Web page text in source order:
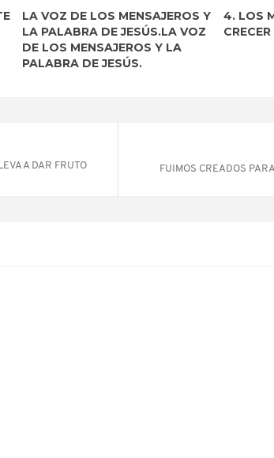
LA VOZ DE LOS MENSAJEROS Y
LA PALABRA DE JESÚS.LA VOZ
DE LOS MENSAJEROS Y LA
PALABRA DE JESÚS.
4. LOS
FUIMOS CREADOS
A DAR FRUTO